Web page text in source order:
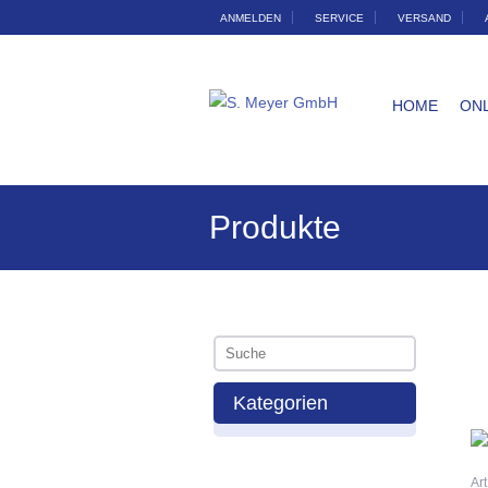
ANMELDEN SERVICE VERSAND
HOME
Produkte
Kategorien